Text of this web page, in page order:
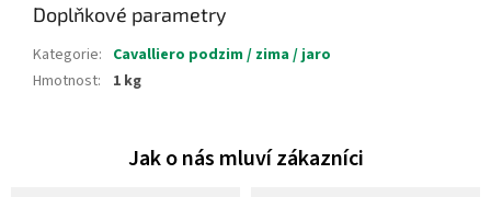
Doplňkové parametry
Kategorie: Cavalliero podzim / zima / jaro
Hmotnost: 1 kg